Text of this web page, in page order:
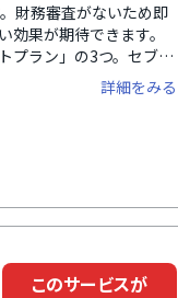
財務審査がないため即
果が期待できます。
プラン」の3つ。セブン
リアルタイムの振込が
することで、導入時の
充実したフォロー体
詳細をみる
このサービスが